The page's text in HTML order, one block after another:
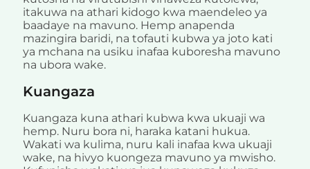
itakuwa na athari kidogo kwa maendeleo ya
baadaye na mavuno. Hemp anapenda
mazingira baridi, na tofauti kubwa ya joto kati
ya mchana na usiku inafaa kuboresha mavuno
na ubora wake.
Kuangaza
Kuangaza kuna athari kubwa kwa ukuaji wa
hemp. Nuru bora ni, haraka katani hukua.
Wakati wa kulima, nuru kali inafaa kwa ukuaji
wake, na hivyo kuongeza mavuno ya mwisho.